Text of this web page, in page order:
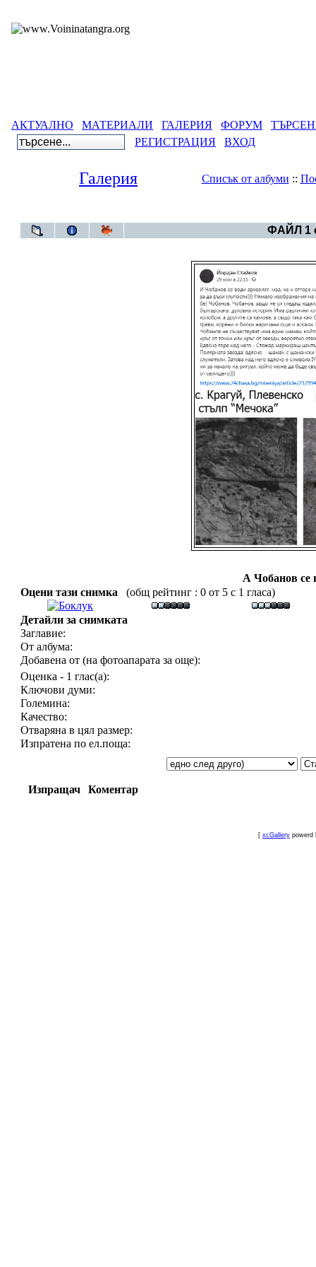
АКТУАЛНО МАТЕРИАЛИ ГАЛЕРИЯ ФОРУМ
РЕГИСТРАЦИЯ
ВХОД
Галерия Списък от албуми ::
ФАЙЛ 1
А Чобанов се
Оцени тази снимка
(общ рейтинг : 0 от 5 с 1 гласа)
Детайли за снимката
Заглавие:
От албума:
Добавена от (на фотоапарата за още):
Оценка - 1 глас(а):
Ключови думи:
Големина:
Качество:
Отваряна в цял размер:
Изпратена по ел.поща:
Изпращач Коментар
[ xcGallery